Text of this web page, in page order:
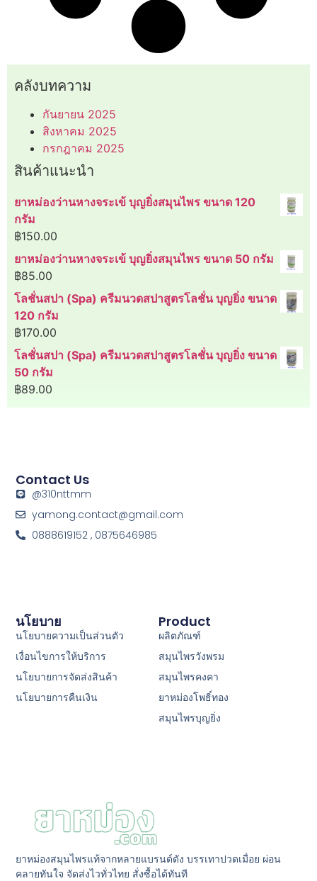
คลังบทความ
กันยายน 2025
สิงหาคม 2025
กรกฎาคม 2025
สินค้าแนะนำ
ยาหม่องว่านหางจระเข้ บุญยิ่งสมุนไพร ขนาด 120
กรัม
฿150.00
ยาหม่องว่านหางจระเข้ บุญยิ่งสมุนไพร ขนาด 50 กรัม
฿85.00
โลชั่นสปา (Spa) ครีมนวดสปาสูตรโลชั่น บุญยิ่ง ขนาด
120 กรัม
฿170.00
โลชั่นสปา (Spa) ครีมนวดสปาสูตรโลชั่น บุญยิ่ง ขนาด
50 กรัม
฿89.00
ยาหม่องสมุนไพรแท้จากหลายแบรนด์ดัง บรรเทาปวดเมื่อย ผ่อน
คลายทันใจ จัดส่งไวทั่วไทย สั่งซื้อได้ทันที
Product
ผลิตภัณฑ์
สมุนไพรวังพรม
สมุนไพรคงคา
ยาหม่องโพธิ์ทอง
สมุนไพรบุญยิ่ง
นโยบาย
นโยบายความเป็นส่วนตัว
เงื่อนไขการให้บริการ
นโยบายการจัดส่งสินค้า
นโยบายการคืนเงิน
Contact Us
@310nttmm
yamong.contact@gmail.com
0888619152 , 0875646985